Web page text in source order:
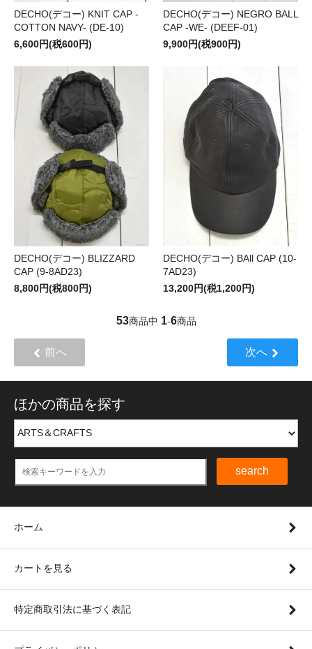
DECHO(デコー) KNIT CAP -
COTTON NAVY- (DE-10)
6,600円(税600円)
DECHO(デコー) NEGRO BALL
CAP -WE- (DEEF-01)
9,900円(税900円)
DECHO(デコー) BLIZZARD
CAP (9-8AD23)
8,800円(税800円)
DECHO(デコー) BAll CAP (10-
7AD23)
13,200円(税1,200円)
53商品中 1-6商品
前へ 次へ
ほかの商品を探す
search
ホーム
カートを見る
特定商取引法に基づく表記